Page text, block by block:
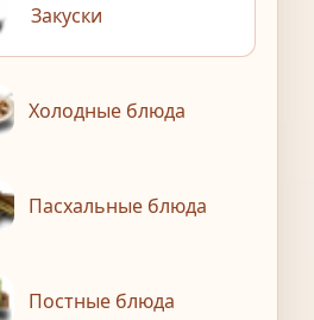
Закуски
Холодные блюда
Пасхальные блюда
Постные блюда